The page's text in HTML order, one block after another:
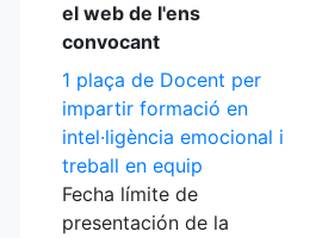
el web de l'ens
convocant
1 plaça de Docent per
impartir formació en
intel·ligència emocional i
treball en equip
Fecha límite de
presentación de la